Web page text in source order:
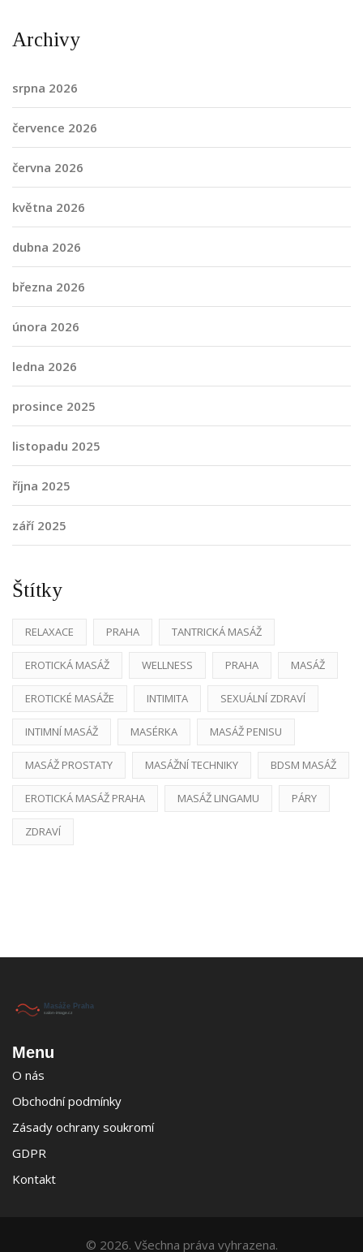
Archivy
srpna 2026
července 2026
června 2026
května 2026
dubna 2026
března 2026
února 2026
ledna 2026
prosince 2025
listopadu 2025
října 2025
září 2025
Štítky
RELAXACE PRAHA TANTRICKÁ MASÁŽ
EROTICKÁ MASÁŽ WELLNESS PRAHA MASÁŽ
EROTICKÉ MASÁŽE INTIMITA SEXUÁLNÍ ZDRAVÍ
INTIMNÍ MASÁŽ MASÉRKA MASÁŽ PENISU
MASÁŽ PROSTATY MASÁŽNÍ TECHNIKY BDSM MASÁŽ
EROTICKÁ MASÁŽ PRAHA MASÁŽ LINGAMU PÁRY
ZDRAVÍ
Menu
O nás
Obchodní podmínky
Zásady ochrany soukromí
GDPR
Kontakt
© 2026. Všechna práva vyhrazena.